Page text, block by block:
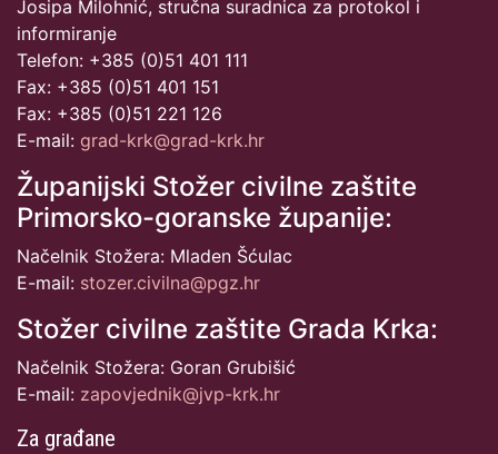
Josipa Milohnić, stručna suradnica za protokol i
informiranje
Telefon: +385 (0)51 401 111
Fax: +385 (0)51 401 151
Fax: +385 (0)51 221 126
E-mail: grad-krk@grad-krk.hr
Županijski Stožer civilne zaštite
Primorsko-goranske županije:
Načelnik Stožera: Mladen Šćulac
E-mail: stozer.civilna@pgz.hr
Stožer civilne zaštite Grada Krka:
Načelnik Stožera: Goran Grubišić
E-mail: zapovjednik@jvp-krk.hr
Za građane